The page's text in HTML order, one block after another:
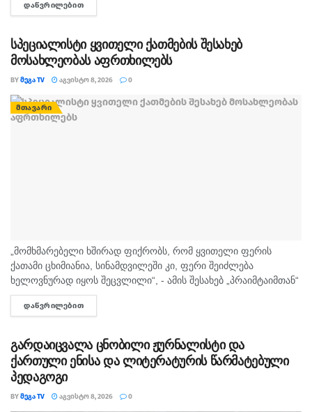
სიყვარულით გამოირჩეოდა. „არასდროს მგონებია, რომ აქ,
ᲓᲐᲬᲕᲠᲘᲚᲔᲑᲘᲗ
სპეციალისტი ყვითელი ქათმების შესახებ
მოსახლეობას აფრთხილებს
BYᲛᲔᲒᲐ TV ᲐᲒᲕᲘᲡᲢᲝ 8, 2026 0
ᲛᲗᲐᲕᲐᲠᲘ
„მომხმარებელი ხშირად ფიქრობს, რომ ყვითელი ფერის
ქათამი ცხიმიანია, სინამდვილეში კი, ფერი შეიძლება
ხელოვნურად იყოს შეცვლილი“, - ამის შესახებ „პრაიმტაიმთან“
სურსათის უვნებლობის სპეციალისტი, ირაკლი არაბული
საუბრობს. „ბაზარი ითხოვს, რომ ქათამი იყოს...
ᲓᲐᲬᲕᲠᲘᲚᲔᲑᲘᲗ
გარდაიცვალა ცნობილი ჟურნალისტი და
ქართული ენისა და ლიტერატურის წარმატებული
პედაგოგი
BYᲛᲔᲒᲐ TV ᲐᲒᲕᲘᲡᲢᲝ 8, 2026 0